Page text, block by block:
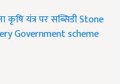
कृषि यंत्र पर सब्सिडीStone
Government scheme